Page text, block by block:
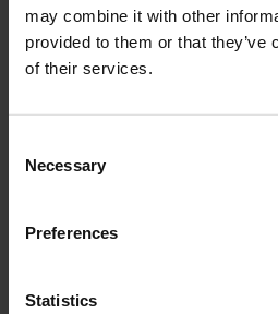
may combine it with other
provided to them or that they’ve
of their services.
Necessary
Preferences
Statistics
169KR
KÖP